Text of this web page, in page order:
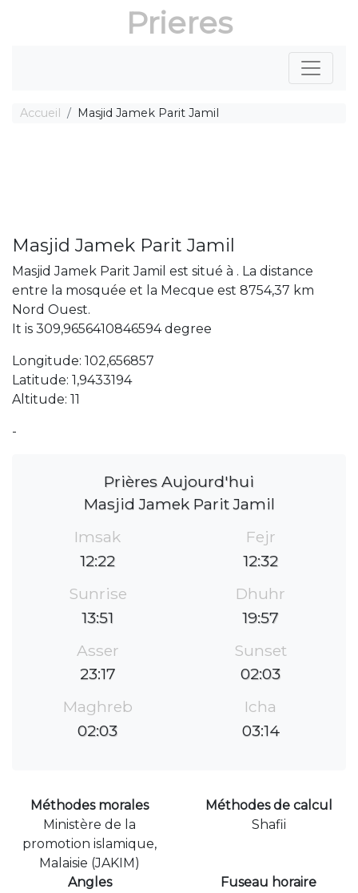
Prieres
Accueil Masjid Jamek Parit Jamil
Masjid Jamek Parit Jamil
Masjid Jamek Parit Jamil est situé à . La distance
entre la mosquée et la Mecque est 8754,37 km
Nord Ouest.
It is 309,9656410846594 degree
Longitude: 102,656857
Latitude: 1,9433194
Altitude: 11
-
Prières Aujourd'hui
Masjid Jamek Parit Jamil
Imsak
12:22
Fejr
12:32
Sunrise
13:51
Dhuhr
19:57
Asser
23:17
Sunset
02:03
Maghreb
02:03
Icha
03:14
Méthodes morales
Ministère de la
promotion islamique,
Malaisie (JAKIM)
Méthodes de calcul
Shafii
Angles
Fuseau horaire